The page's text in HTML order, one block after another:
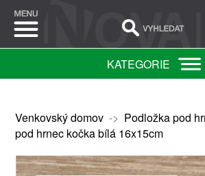
KATEGORIE
Venkovský domov-> Podložka pod
pod hrnec kočka bílá 16x15cm